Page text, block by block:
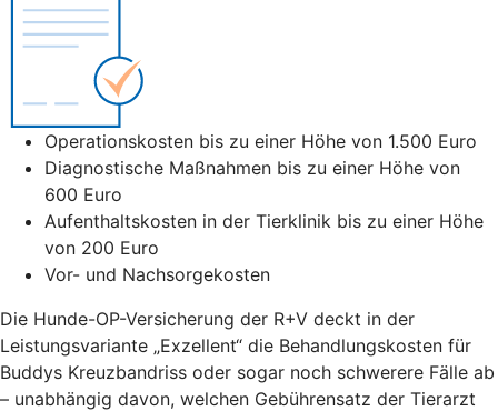
Operationskosten bis zu einer Höhe von 1.500 Euro
Diagnostische Maßnahmen bis zu einer Höhe von
600 Euro
Aufenthaltskosten in der Tierklinik bis zu einer Höhe
von 200 Euro
Vor- und Nachsorgekosten
Die Hunde-OP-Versicherung der R+V deckt in der
Leistungsvariante „Exzellent“ die Behandlungskosten für
Buddys Kreuzbandriss oder sogar noch schwerere Fälle ab
– unabhängig davon, welchen Gebührensatz der Tierarzt